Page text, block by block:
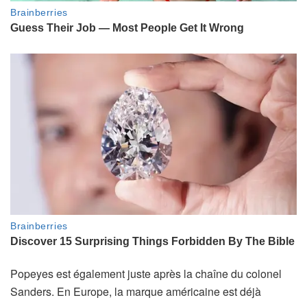
Popeyes est également juste après la chaîne du colonel
Sanders. En Europe, la marque américaine est déjà